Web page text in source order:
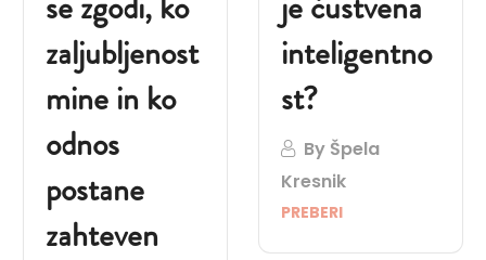
zaljubljenost
mine in ko
odnos
postane
zahteven
inteligentno
st?
By Špela
Kresnik
PREBERI